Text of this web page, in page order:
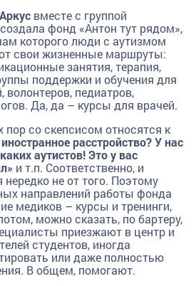
вместе с группой
фонд «Антон тут рядом»,
которого люди с аутизмом
свои жизненные маршруты:
занятия, терапия,
поддержки и обучения для
волонтеров, педиатров,
Да, да – курсы для врачей.
пор со скепсисом относятся к
расстройство? У нас
аутистов! Это у вас
и т.п. Соответственно, и
нередко не от того. Поэтому
направлений работы фонда
медиков – курсы и тренинги,
можно сказать, по бартеру,
приезжают в центр и
студентов, иногда
или даже полностью
В общем, помогают.